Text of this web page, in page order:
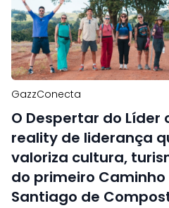
GazzConecta
O Despertar do Líder
reality de liderança
valoriza cultura,
do primeiro
Santiago de